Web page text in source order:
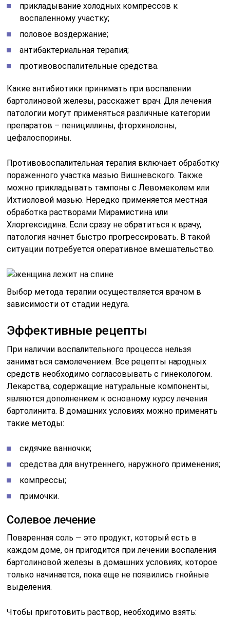
прикладывание холодных компрессов к
воспаленному участку;
половое воздержание;
антибактериальная терапия;
противовоспалительные средства.
Какие антибиотики принимать при воспалении
бартолиновой железы, расскажет врач. Для лечения
патологии могут применяться различные категории
препаратов – пенициллины, фторхинолоны,
цефалоспорины.
Противовоспалительная терапия включает обработку
пораженного участка мазью Вишневского. Также
можно прикладывать тампоны с Левомеколем или
Ихтиоловой мазью. Нередко применяется местная
обработка растворами Мирамистина или
Хлоргексидина. Если сразу не обратиться к врачу,
патология начнет быстро прогрессировать. В такой
ситуации потребуется оперативное вмешательство.
Выбор метода терапии осуществляется врачом в
зависимости от стадии недуга.
Эффективные рецепты
При наличии воспалительного процесса нельзя
заниматься самолечением. Все рецепты народных
средств необходимо согласовывать с гинекологом.
Лекарства, содержащие натуральные компоненты,
являются дополнением к основному курсу лечения
бартолинита. В домашних условиях можно применять
такие методы:
сидячие ванночки;
средства для внутреннего, наружного применения;
компрессы;
примочки.
Солевое лечение
Поваренная соль — это продукт, который есть в
каждом доме, он пригодится при лечении воспаления
бартолиновой железы в домашних условиях, которое
только начинается, пока еще не появились гнойные
выделения.
Чтобы приготовить раствор, необходимо взять: